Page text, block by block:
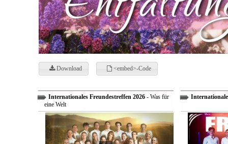
Download <embed>-Code
Internationales Freundestreffen 2026- Was für
eine Welt